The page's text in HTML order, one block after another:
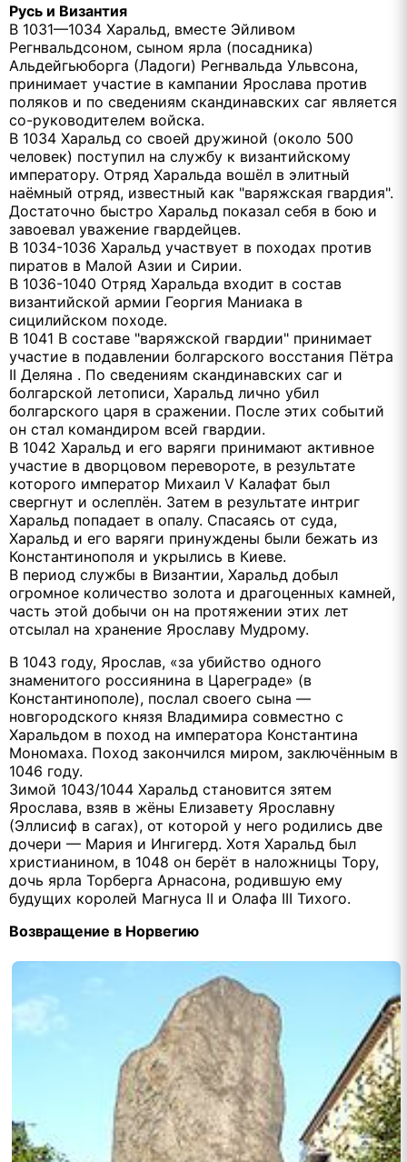
Русь и Византия
В 1031—1034 Харальд, вместе Эйливом
Регнвальдсоном, сыном ярла (посадника)
Альдейгьюборга (Ладоги) Регнвальда Ульвсона,
принимает участие в кампании Ярослава против
поляков и по сведениям скандинавских саг является
со-руководителем войска.
В 1034 Харальд со своей дружиной (около 500
человек) поступил на службу к византийскому
императору. Отряд Харальда вошёл в элитный
наёмный отряд, известный как "варяжская гвардия".
Достаточно быстро Харальд показал себя в бою и
завоевал уважение гвардейцев.
В 1034-1036 Харальд участвует в походах против
пиратов в Малой Азии и Сирии.
В 1036-1040 Отряд Харальда входит в состав
византийской армии Георгия Маниака в
сицилийском походе.
В 1041 В составе "варяжской гвардии" принимает
участие в подавлении болгарского восстания Пётра
II Деляна . По сведениям скандинавских саг и
болгарской летописи, Харальд лично убил
болгарского царя в сражении. После этих событий
он стал командиром всей гвардии.
В 1042 Харальд и его варяги принимают активное
участие в дворцовом перевороте, в результате
которого император Михаил V Калафат был
свергнут и ослеплён. Затем в результате интриг
Харальд попадает в опалу. Спасаясь от суда,
Харальд и его варяги принуждены были бежать из
Константинополя и укрылись в Киеве.
В период службы в Византии, Харальд добыл
огромное количество золота и драгоценных камней,
часть этой добычи он на протяжении этих лет
отсылал на хранение Ярославу Мудрому.
В 1043 году, Ярослав, «за убийство одного
знаменитого россиянина в Цареграде» (в
Константинополе), послал своего сына —
новгородского князя Владимира совместно с
Харальдом в поход на императора Константина
Мономаха. Поход закончился миром, заключённым в
1046 году.
Зимой 1043/1044 Харальд становится зятем
Ярослава, взяв в жёны Елизавету Ярославну
(Эллисиф в сагах), от которой у него родились две
дочери — Мария и Ингигерд. Хотя Харальд был
христианином, в 1048 он берёт в наложницы Тору,
дочь ярла Торберга Арнасона, родившую ему
будущих королей Магнуса II и Олафа III Тихого.
Возвращение в Норвегию